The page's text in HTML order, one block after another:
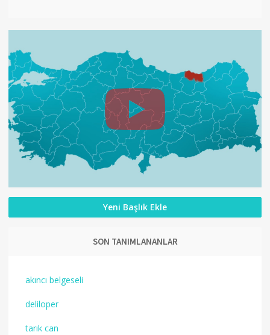
Yeni Başlık Ekle
SON TANIMLANANLAR
akıncı belgeseli
deliloper
tarık can